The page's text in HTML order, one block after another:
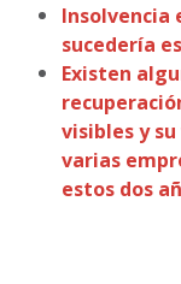
Insolvencia
sucedería
Existen
visibles y
varias
estos dos